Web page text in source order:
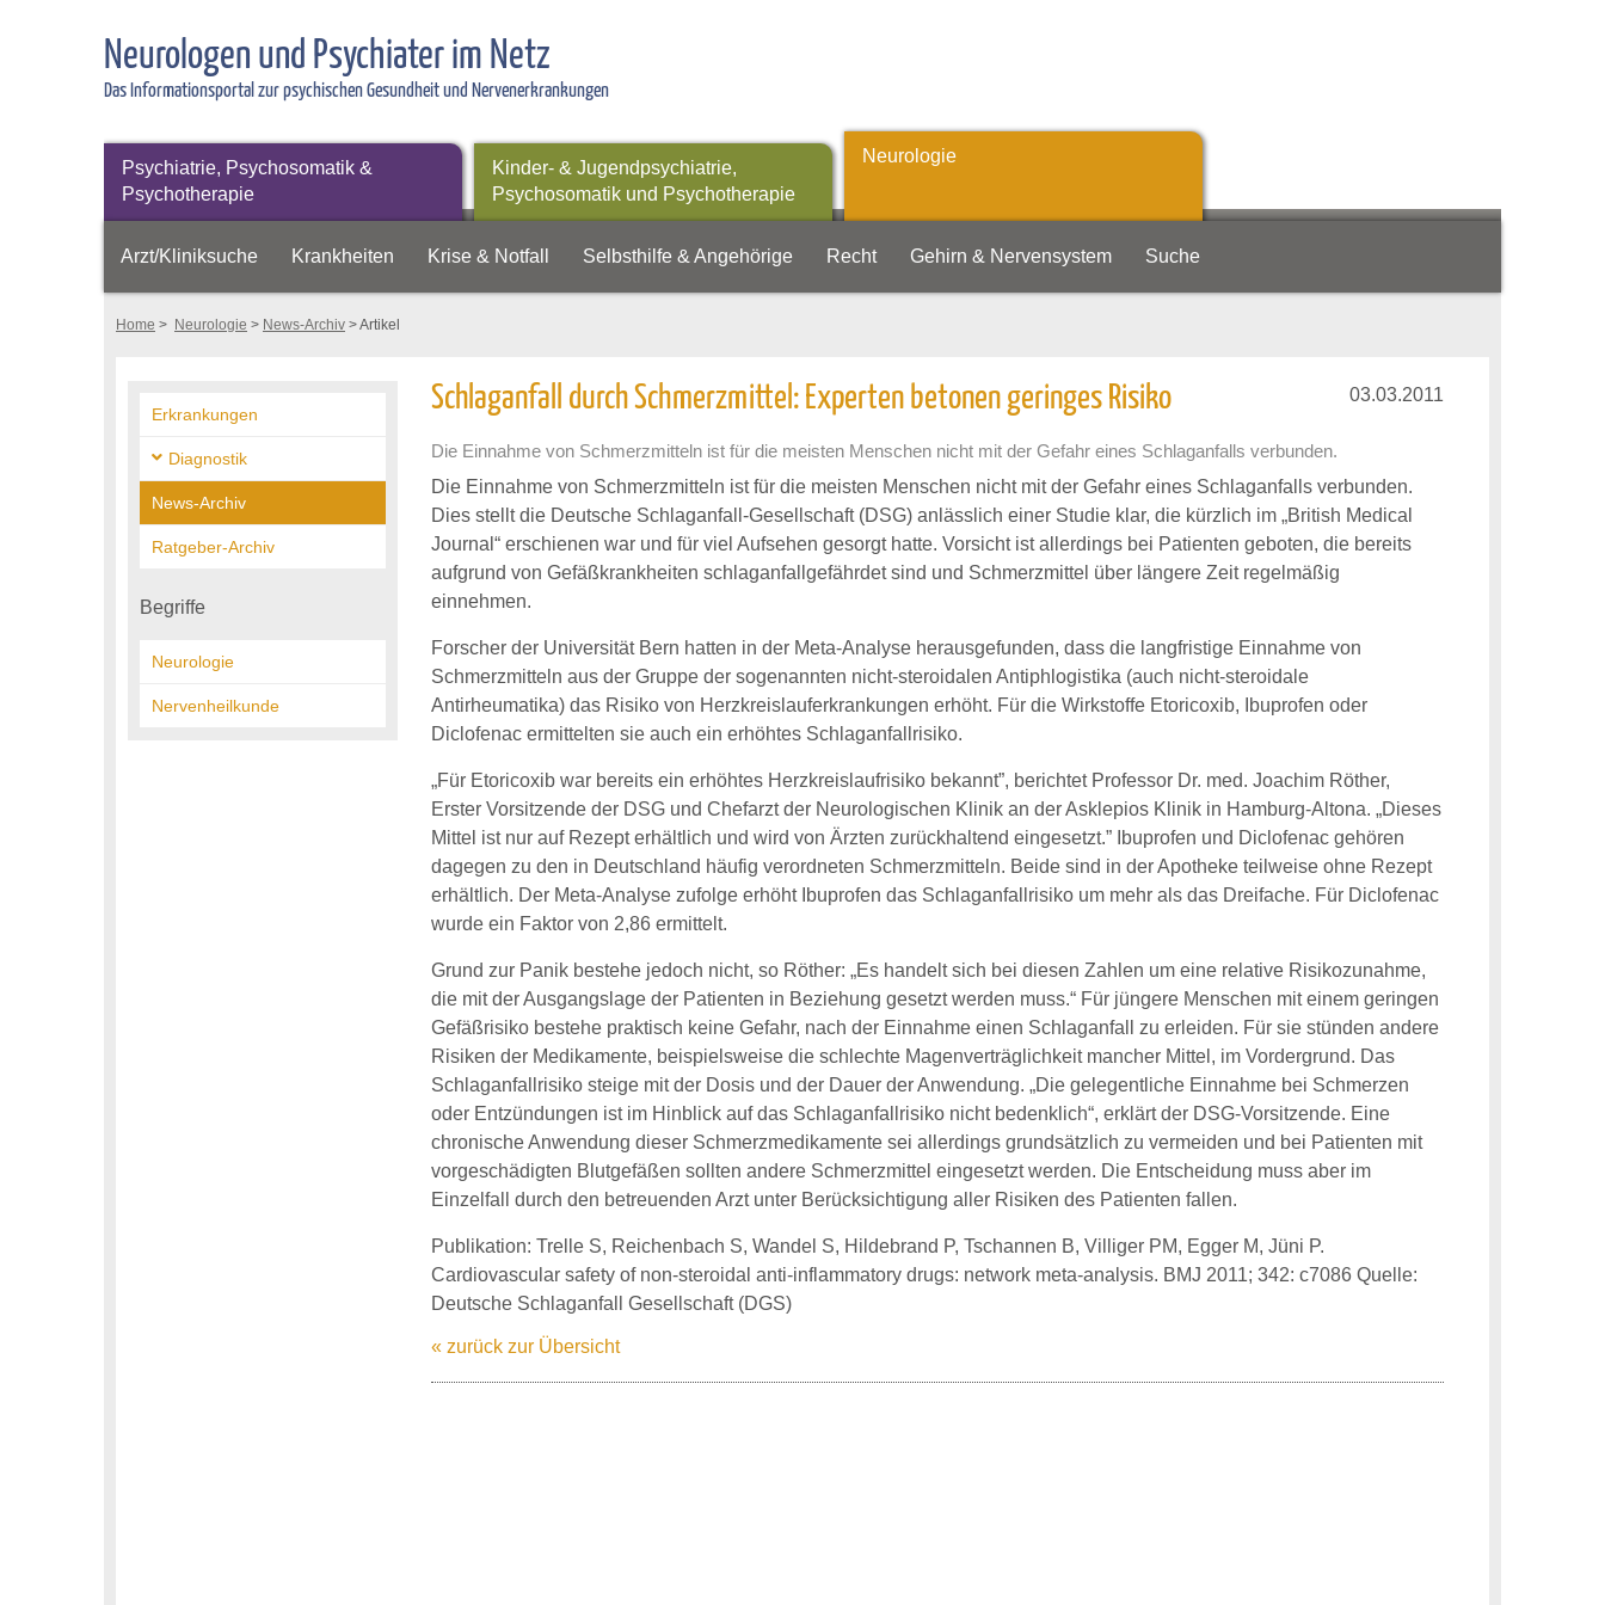
Neurologen und Psychiater im Netz
Das Informationsportal zur psychischen Gesundheit und Nervenerkrankungen
Psychiatrie, Psychosomatik &
Psychotherapie
Kinder- & Jugendpsychiatrie,
Psychosomatik und Psychotherapie
Neurologie
Arzt/Kliniksuche Krankheiten Krise & Notfall Selbsthilfe & Angehörige Recht Gehirn & Nervensystem Suche
Home > Neurologie > News-Archiv > Artikel
Erkrankungen
Diagnostik
News-Archiv
Ratgeber-Archiv
Begriffe
Neurologie
Nervenheilkunde
Schlaganfall durch Schmerzmittel: Experten betonen geringes Risiko 03.03.2011
Die Einnahme von Schmerzmitteln ist für die meisten Menschen nicht mit der Gefahr eines Schlaganfalls verbunden.
Die Einnahme von Schmerzmitteln ist für die meisten Menschen nicht mit der Gefahr eines Schlaganfalls verbunden.
Dies stellt die Deutsche Schlaganfall-Gesellschaft (DSG) anlässlich einer Studie klar, die kürzlich im „British Medical
Journal“ erschienen war und für viel Aufsehen gesorgt hatte. Vorsicht ist allerdings bei Patienten geboten, die bereits
aufgrund von Gefäßkrankheiten schlaganfallgefährdet sind und Schmerzmittel über längere Zeit regelmäßig
einnehmen.
Forscher der Universität Bern hatten in der Meta-Analyse herausgefunden, dass die langfristige Einnahme von
Schmerzmitteln aus der Gruppe der sogenannten nicht-steroidalen Antiphlogistika (auch nicht-steroidale
Antirheumatika) das Risiko von Herzkreislauferkrankungen erhöht. Für die Wirkstoffe Etoricoxib, Ibuprofen oder
Diclofenac ermittelten sie auch ein erhöhtes Schlaganfallrisiko.
„Für Etoricoxib war bereits ein erhöhtes Herzkreislaufrisiko bekannt”, berichtet Professor Dr. med. Joachim Röther,
Erster Vorsitzende der DSG und Chefarzt der Neurologischen Klinik an der Asklepios Klinik in Hamburg-Altona. „Dieses
Mittel ist nur auf Rezept erhältlich und wird von Ärzten zurückhaltend eingesetzt.” Ibuprofen und Diclofenac gehören
dagegen zu den in Deutschland häufig verordneten Schmerzmitteln. Beide sind in der Apotheke teilweise ohne Rezept
erhältlich. Der Meta-Analyse zufolge erhöht Ibuprofen das Schlaganfallrisiko um mehr als das Dreifache. Für Diclofenac
wurde ein Faktor von 2,86 ermittelt.
Grund zur Panik bestehe jedoch nicht, so Röther: „Es handelt sich bei diesen Zahlen um eine relative Risikozunahme,
die mit der Ausgangslage der Patienten in Beziehung gesetzt werden muss.“ Für jüngere Menschen mit einem geringen
Gefäßrisiko bestehe praktisch keine Gefahr, nach der Einnahme einen Schlaganfall zu erleiden. Für sie stünden andere
Risiken der Medikamente, beispielsweise die schlechte Magenverträglichkeit mancher Mittel, im Vordergrund. Das
Schlaganfallrisiko steige mit der Dosis und der Dauer der Anwendung. „Die gelegentliche Einnahme bei Schmerzen
oder Entzündungen ist im Hinblick auf das Schlaganfallrisiko nicht bedenklich“, erklärt der DSG-Vorsitzende. Eine
chronische Anwendung dieser Schmerzmedikamente sei allerdings grundsätzlich zu vermeiden und bei Patienten mit
vorgeschädigten Blutgefäßen sollten andere Schmerzmittel eingesetzt werden. Die Entscheidung muss aber im
Einzelfall durch den betreuenden Arzt unter Berücksichtigung aller Risiken des Patienten fallen.
Publikation: Trelle S, Reichenbach S, Wandel S, Hildebrand P, Tschannen B, Villiger PM, Egger M, Jüni P.
Cardiovascular safety of non-steroidal anti-inflammatory drugs: network meta-analysis. BMJ 2011; 342: c7086 Quelle:
Deutsche Schlaganfall Gesellschaft (DGS)
« zurück zur Übersicht